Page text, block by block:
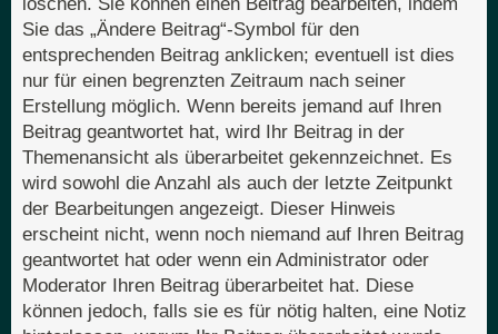
Sie das „Ändere Beitrag“-Symbol für den
entsprechenden Beitrag anklicken; eventuell ist dies
nur für einen begrenzten Zeitraum nach seiner
Erstellung möglich. Wenn bereits jemand auf Ihren
Beitrag geantwortet hat, wird Ihr Beitrag in der
Themenansicht als überarbeitet gekennzeichnet. Es
wird sowohl die Anzahl als auch der letzte Zeitpunkt
der Bearbeitungen angezeigt. Dieser Hinweis
erscheint nicht, wenn noch niemand auf Ihren Beitrag
geantwortet hat oder wenn ein Administrator oder
Moderator Ihren Beitrag überarbeitet hat. Diese
können jedoch, falls sie es für nötig halten, eine Notiz